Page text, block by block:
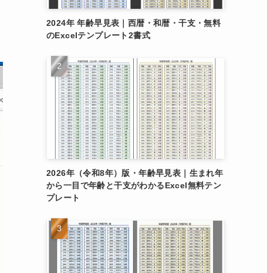
2024年 年齢早見表｜西暦・和暦・干支・無料
のExcelテンプレート2書式
2026年（令和8年）版・年齢早見表｜生まれ年
から一目で年齢と干支がわかるExcel無料テン
プレート